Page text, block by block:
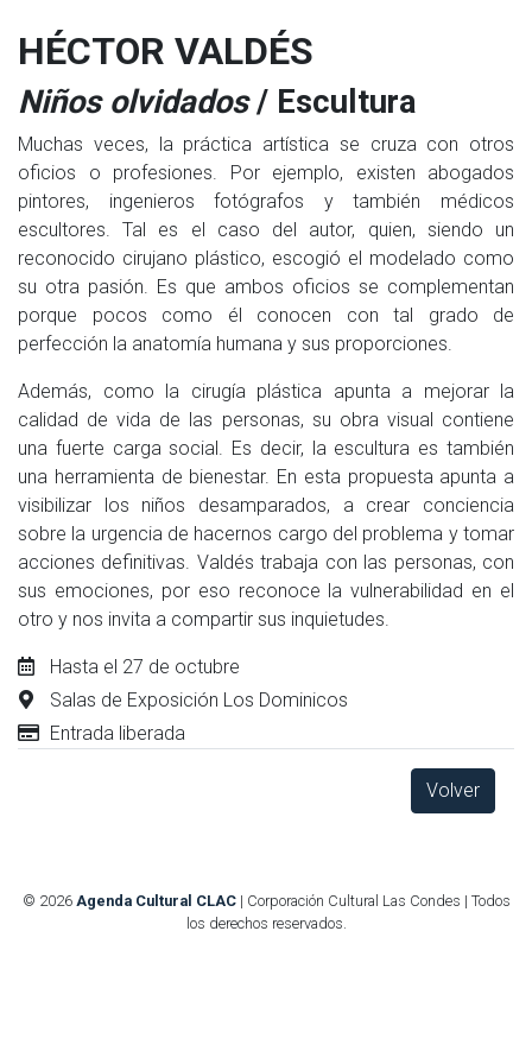
HÉCTOR VALDÉS
Niños olvidados/ Escultura
Muchas veces, la práctica artística se cruza con otros
oficios o profesiones. Por ejemplo, existen abogados
pintores, ingenieros fotógrafos y también médicos
escultores. Tal es el caso del autor, quien, siendo un
reconocido cirujano plástico, escogió el modelado como
su otra pasión. Es que ambos oficios se complementan
porque pocos como él conocen con tal grado de
perfección la anatomía humana y sus proporciones.
Además, como la cirugía plástica apunta a mejorar la
calidad de vida de las personas, su obra visual contiene
una fuerte carga social. Es decir, la escultura es también
una herramienta de bienestar. En esta propuesta apunta a
visibilizar los niños desamparados, a crear conciencia
sobre la urgencia de hacernos cargo del problema y tomar
acciones definitivas. Valdés trabaja con las personas, con
sus emociones, por eso reconoce la vulnerabilidad en el
otro y nos invita a compartir sus inquietudes.
Hasta el 27 de octubre
Salas de Exposición Los Dominicos
Entrada liberada
Volver
© 2026 Agenda Cultural CLAC| Corporación Cultural Las Condes | Todos
los derechos reservados.